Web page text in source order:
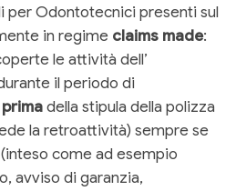
per Odontotecnici presenti sul
in regime claims made:
le attività dell’
il periodo di
della stipula della polizza
la retroattività) sempre se
(inteso come ad esempio
avviso di garanzia,